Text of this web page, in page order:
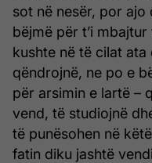
sot në nesër, por ajo
bëjmë për t’i
kushte në të cilat
qëndrojnë, ne po e
për arsimin e lartë –
vend, të studiojnë
të punësohen në
fatin diku jashtë